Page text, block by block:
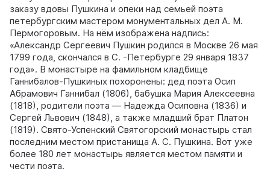
заказу вдовы Пушкина и опеки над семьей поэта
петербургским мастером монументальных дел А. М.
Пермогоровым. На нём изображена надпись:
«Александр Сергеевич Пушкин родился в Москве 26 мая
1799 года, скончался в С. -Петербурге 29 января 1837
года». В монастыре на фамильном кладбище
Ганнибалов-Пушкиных похоронены: дед поэта Осип
Абрамович Ганнибал (1806), бабушка Мария Алексеевна
(1818), родители поэта — Надежда Осиповна (1836) и
Сергей Львович (1848), а также младший брат Платон
(1819). Свято-Успенский Святогорский монастырь стал
последним местом пристанища А. С. Пушкина. Вот уже
более 180 лет монастырь является местом памяти и
чести поэта.